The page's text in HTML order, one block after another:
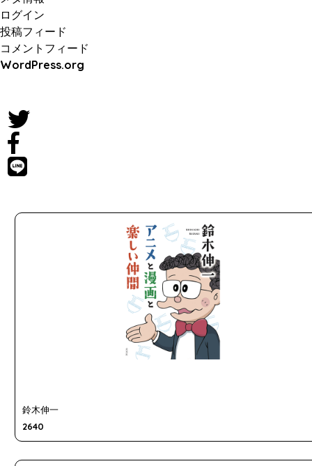
ログイン
投稿フィード
コメントフィード
WordPress.org
鈴木伸一
2640